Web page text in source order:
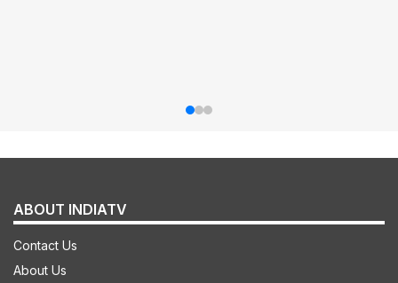
ABOUT INDIATV
Contact Us
About Us